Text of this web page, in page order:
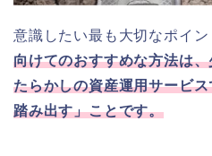
意識したい最も大切なポイ
向けてのおすすめな方法は
たらかしの資産運用サービ
踏み出す」ことです。